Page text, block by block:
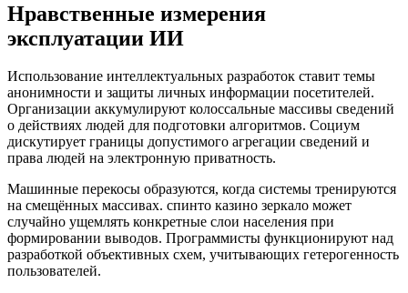
Нравственные измерения
эксплуатации ИИ
Использование интеллектуальных разработок ставит темы
анонимности и защиты личных информации посетителей.
Организации аккумулируют колоссальные массивы сведений
о действиях людей для подготовки алгоритмов. Социум
дискутирует границы допустимого агрегации сведений и
права людей на электронную приватность.
Машинные перекосы образуются, когда системы тренируются
на смещённых массивах. спинто казино зеркало может
случайно ущемлять конкретные слои населения при
формировании выводов. Программисты функционируют над
разработкой объективных схем, учитывающих гетерогенность
пользователей.